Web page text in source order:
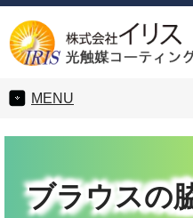
MENU
ブラウスの